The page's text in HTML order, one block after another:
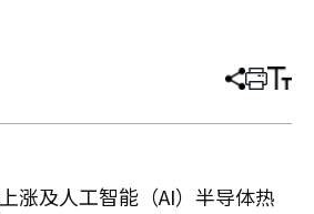
分
章
打 调
小
涨及人工智能（AI）半导体热